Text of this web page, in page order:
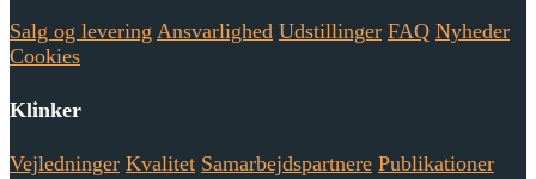
Salg og levering Ansvarlighed Udstillinger FAQ Nyheder
Cookies
Klinker
Vejledninger Kvalitet Samarbejdspartnere Publikationer